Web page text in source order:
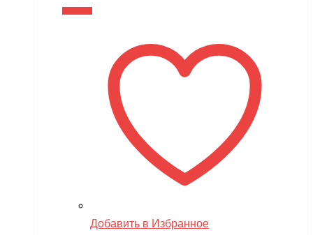
Добавить в Избранное